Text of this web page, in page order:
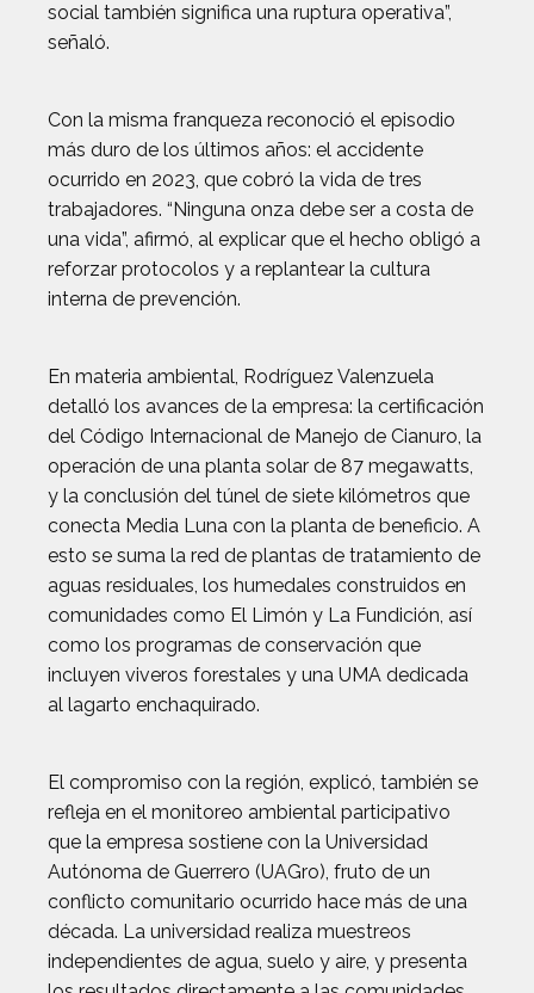
social también significa una ruptura operativa”,
señaló.
Con la misma franqueza reconoció el episodio
más duro de los últimos años: el accidente
ocurrido en 2023, que cobró la vida de tres
trabajadores. “Ninguna onza debe ser a costa de
una vida”, afirmó, al explicar que el hecho obligó a
reforzar protocolos y a replantear la cultura
interna de prevención.
En materia ambiental, Rodríguez Valenzuela
detalló los avances de la empresa: la certificación
del Código Internacional de Manejo de Cianuro, la
operación de una planta solar de 87 megawatts,
y la conclusión del túnel de siete kilómetros que
conecta Media Luna con la planta de beneficio. A
esto se suma la red de plantas de tratamiento de
aguas residuales, los humedales construidos en
comunidades como El Limón y La Fundición, así
como los programas de conservación que
incluyen viveros forestales y una UMA dedicada
al lagarto enchaquirado.
El compromiso con la región, explicó, también se
refleja en el monitoreo ambiental participativo
que la empresa sostiene con la Universidad
Autónoma de Guerrero (UAGro), fruto de un
conflicto comunitario ocurrido hace más de una
década. La universidad realiza muestreos
independientes de agua, suelo y aire, y presenta